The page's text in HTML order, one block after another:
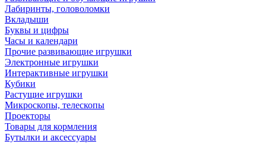
Лабиринты, головоломки
Вкладыши
Буквы и цифры
Часы и календари
Прочие развивающие игрушки
Электронные игрушки
Интерактивные игрушки
Кубики
Растущие игрушки
Микроскопы, телескопы
Проекторы
Товары для кормления
Бутылки и аксессуары